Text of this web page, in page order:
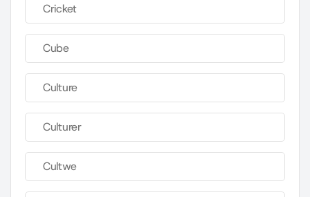
Cricket
Cube
Culture
Culturer
Cultwe